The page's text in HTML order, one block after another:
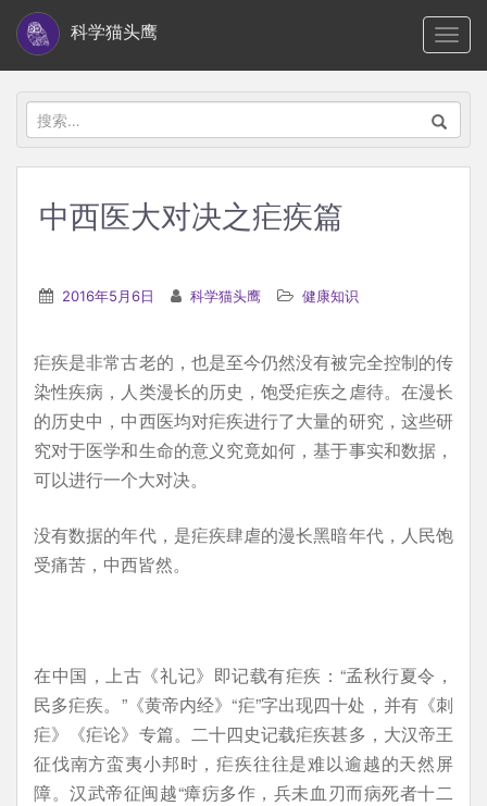
i
科学猫头鹰
搜
索：
中西医大对决之疟疾篇
2016年5月6日 科学猫头鹰 健康知识
疟疾是非常古老的，也是至今仍然没有被完全控制的传
染性疾病，人类漫长的历史，饱受疟疾之虐待。在漫长
的历史中，中西医均对疟疾进行了大量的研究，这些研
究对于医学和生命的意义究竟如何，基于事实和数据，
可以进行一个大对决。
没有数据的年代，是疟疾肆虐的漫长黑暗年代，人民饱
受痛苦，中西皆然。
在中国，上古《礼记》即记载有疟疾：“孟秋行夏令，
民多疟疾。”《黄帝内经》“疟”字出现四十处，并有《刺
疟》《疟论》专篇。二十四史记载疟疾甚多，大汉帝王
征伐南方蛮夷小邦时，疟疾往往是难以逾越的天然屏
障。汉武帝征闽越“瘴疠多作，兵未血刃而病死者十二